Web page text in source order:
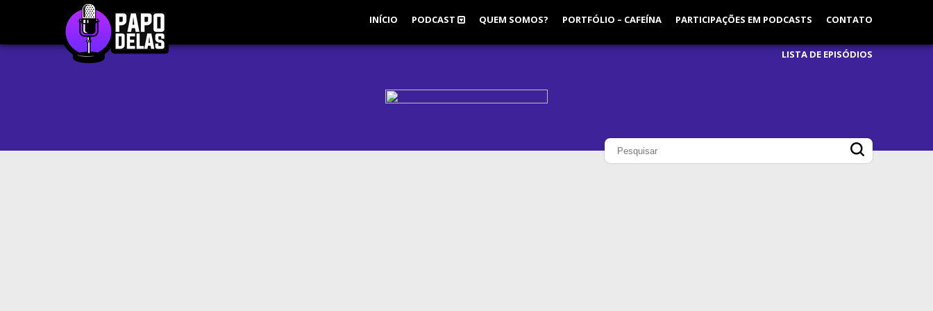
INÍCIO PODCAST QUEM SOMOS? PORTFÓLIO – CAFEÍNA PARTICIPAÇÕES EM PODCASTS CONTATO
LISTA DE EPISÓDIOS